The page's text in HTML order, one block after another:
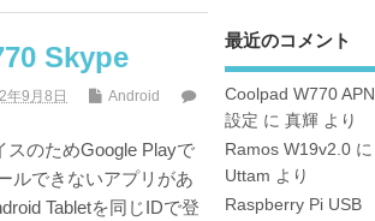
Skype
年9月8日
Android
スのためGoogle Playで
ルできないアプリがあ
Tabletを同じIDで登
最近のコメント
Coolpad W770 APN
設定 に 真輝より
Ramos W19v2.0に
Uttam より
Raspberry Pi USB